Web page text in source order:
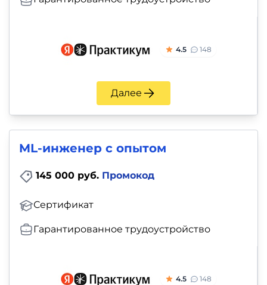
4.5 148
Далее
ML-инженер с опытом
145 000 руб. Промокод
Сертификат
Гарантированное трудоустройство
4.5 148